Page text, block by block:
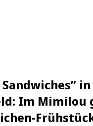
Im Mimilou